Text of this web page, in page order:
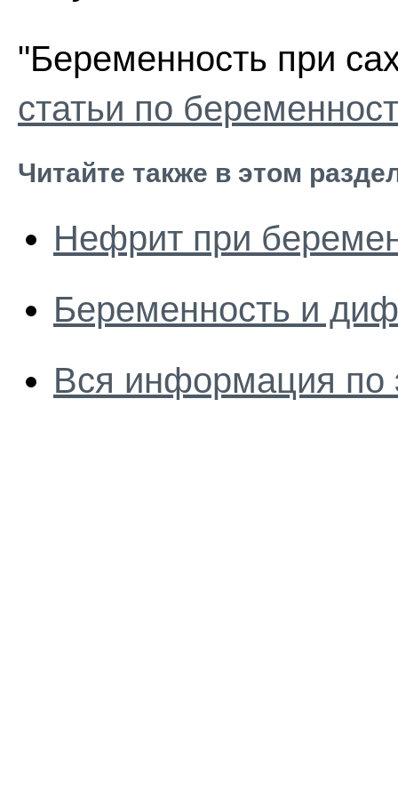
"Беременность при
статьи по
Читайте также в этом
Нефрит при
Беременность и
Вся информация по